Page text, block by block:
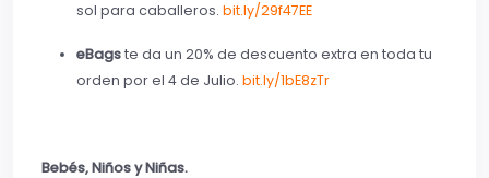
sol para caballeros. bit.ly/29f47EE
eBagste da un 20% de descuento extra en toda tu
orden por el 4 de Julio. bit.ly/1bE8zTr
Bebés, Niños y Niñas.